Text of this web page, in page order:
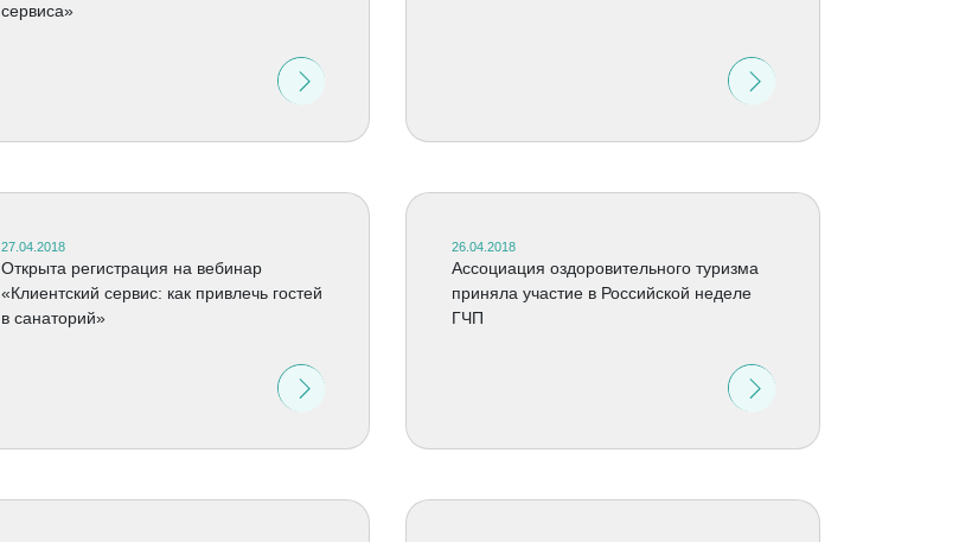
сервиса»
27.04.2018
Открыта регистрация на вебинар
«Клиентский сервис: как привлечь гостей
в санаторий»
26.04.2018
Ассоциация оздоровительного туризма
приняла участие в Российской неделе
ГЧП